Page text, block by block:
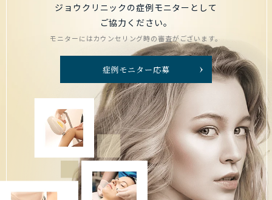
ジョウクリニックの症例モニターとして
ご協力ください。
モニターにはカウンセリング時の審査がございます。
症例モニター応募